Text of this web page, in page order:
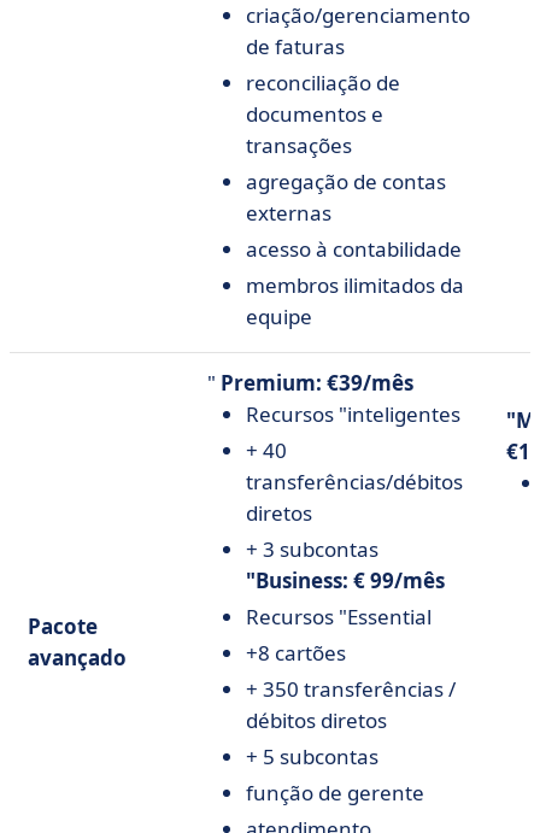
criação/gerenciamento
de faturas
reconciliação de
documentos e
transações
agregação de contas
externas
acesso à contabilidade
membros ilimitados da
equipe
Pacote
avançado
" Premium: €39/mês
Recursos "inteligentes
+ 40
transferências/débitos
diretos
+ 3 subcontas
"Business: € 99/mês
Recursos "Essential
+8 cartões
+ 350 transferências /
débitos diretos
+ 5 subcontas
função de gerente